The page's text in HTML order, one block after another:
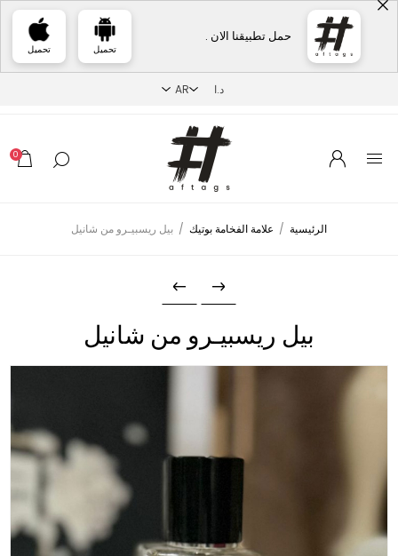
حمل تطبيقنا الان .
تحميل تحميل
0
الرئيسية / علامة الفخامة بوتيك / بيل ريسبيـرو من شانيل
بيل ريسبيـرو من شانيل